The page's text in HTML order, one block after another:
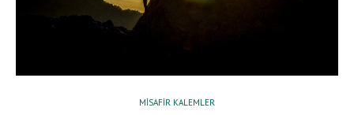
MISAFIR KALEMLER